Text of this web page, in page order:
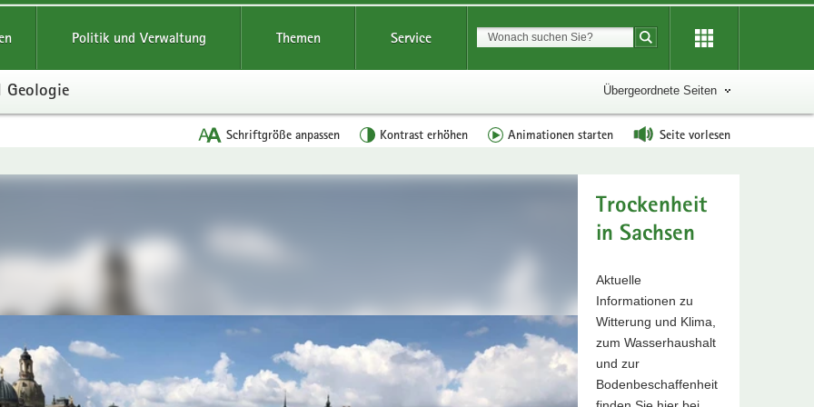
Politik und Verwaltung Themen Service Suchbegriff
Suche starten
Übergeordnete Seiten
Schriftgröße anpassen Kontrast erhöhen Animationen starten Seite vorlesen
Trockenheit
in Sachsen
Aktuelle
Informationen zu
Witterung und Klima,
zum Wasserhaushalt
und zur
Bodenbeschaffenheit